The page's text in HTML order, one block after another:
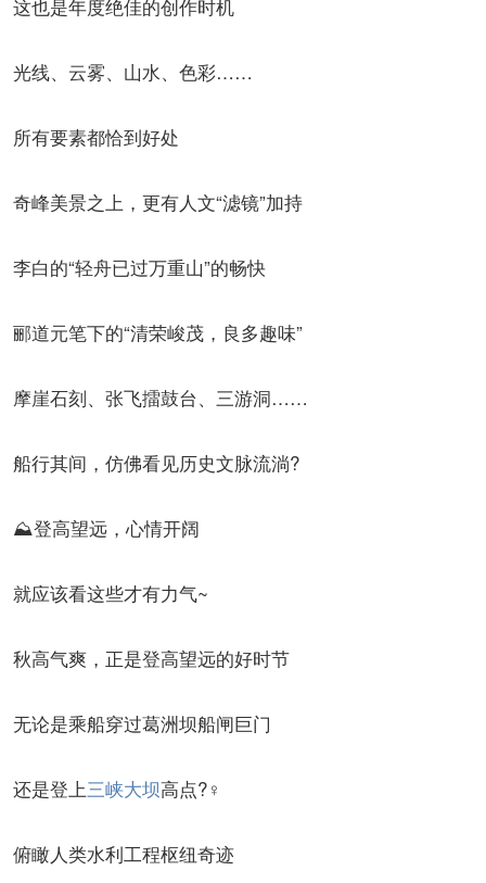
这也是年度绝佳的创作时机
光线、云雾、山水、色彩……
所有要素都恰到好处
奇峰美景之上，更有人文“滤镜”加持
李白的“轻舟已过万重山”的畅快
郦道元笔下的“清荣峻茂，良多趣味”
摩崖石刻、张飞擂鼓台、三游洞……
船行其间，仿佛看见历史文脉流淌?
⛰登高望远，心情开阔
就应该看这些才有力气~
秋高气爽，正是登高望远的好时节
无论是乘船穿过葛洲坝船闸巨门
还是登上三峡大坝高点?‍♀️
俯瞰人类水利工程枢纽奇迹